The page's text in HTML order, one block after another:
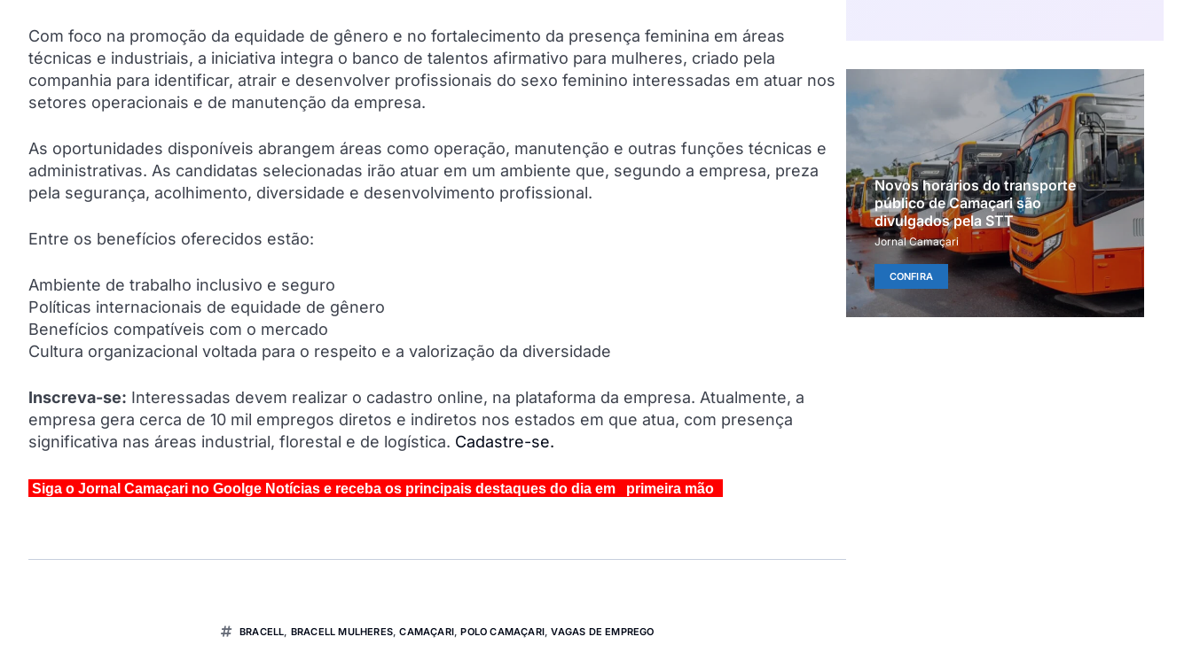
Com foco na promoção da equidade de gênero e no fortalecimento da presença feminina em áreas
técnicas e industriais, a iniciativa integra o banco de talentos afirmativo para mulheres, criado pela
companhia para identificar, atrair e desenvolver profissionais do sexo feminino interessadas em atuar nos
setores operacionais e de manutenção da empresa.
As oportunidades disponíveis abrangem áreas como operação, manutenção e outras funções técnicas e
administrativas. As candidatas selecionadas irão atuar em um ambiente que, segundo a empresa, preza
pela segurança, acolhimento, diversidade e desenvolvimento profissional.
Entre os benefícios oferecidos estão:
Ambiente de trabalho inclusivo e seguro
Políticas internacionais de equidade de gênero
Benefícios compatíveis com o mercado
Cultura organizacional voltada para o respeito e a valorização da diversidade
Inscreva-se: Interessadas devem realizar o cadastro online, na plataforma da empresa. Atualmente, a
empresa gera cerca de 10 mil empregos diretos e indiretos nos estados em que atua, com presença
significativa nas áreas industrial, florestal e de logística. Cadastre-se.
Siga o Jornal Camaçari no Goolge Notícias e receba os principais destaques do dia em primeira mão
BRACELL BRACELL MULHERES,CAMAÇARI ,POLO CAMAÇARI ,VAGAS DE EMPREGO
Novos horários do transporte
público de Camaçari são
divulgados pela STT
Jornal Camaçari
CONFIRA